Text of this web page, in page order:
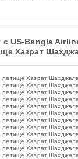
US-Bangla
Хазрат
Хазрат
Хазрат
Хазрат
Хазрат
Хазрат
Хазрат
Хазрат
Хазрат
Хазрат
Хазрат
Хазрат
Хазрат